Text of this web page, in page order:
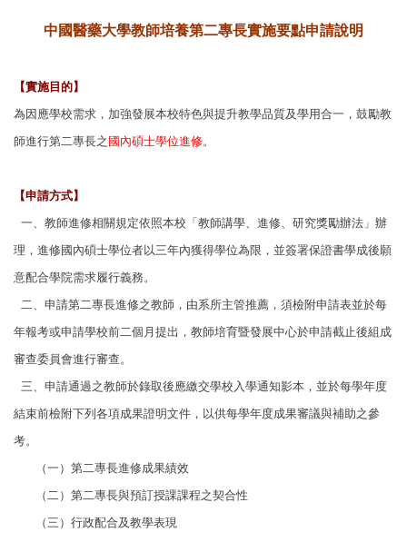
中國醫藥大學教師培養第二專長實施要點申請說明
【實施目的】
為因應學校需求，加強發展本校特色與提升教學品質及學用合一，鼓勵教
師進行第二專長之 國內碩士學位進修。
【申請方式】
一、教師進修相關規定依照本校「教師講學、進修、研究獎勵辦法」辦
理，進修國內碩士學位者以三年內獲得學位為限，並簽署保證書學成後願
意配合學院需求履行義務。
二、申請第二專長進修之教師，由系所主管推薦，須檢附申請表並於每
年報考或申請學校前二個月提出，教師培育暨發展中心於申請截止後組成
審查委員會進行審查。
三、申請通過之教師於錄取後應繳交學校入學通知影本，並於每學年度
結束前檢附下列各項成果證明文件，以供每學年度成果審議與補助之參
考。
（一）第二專長進修成果績效
（二）第二專長與預訂授課課程之契合性
（三）行政配合及教學表現